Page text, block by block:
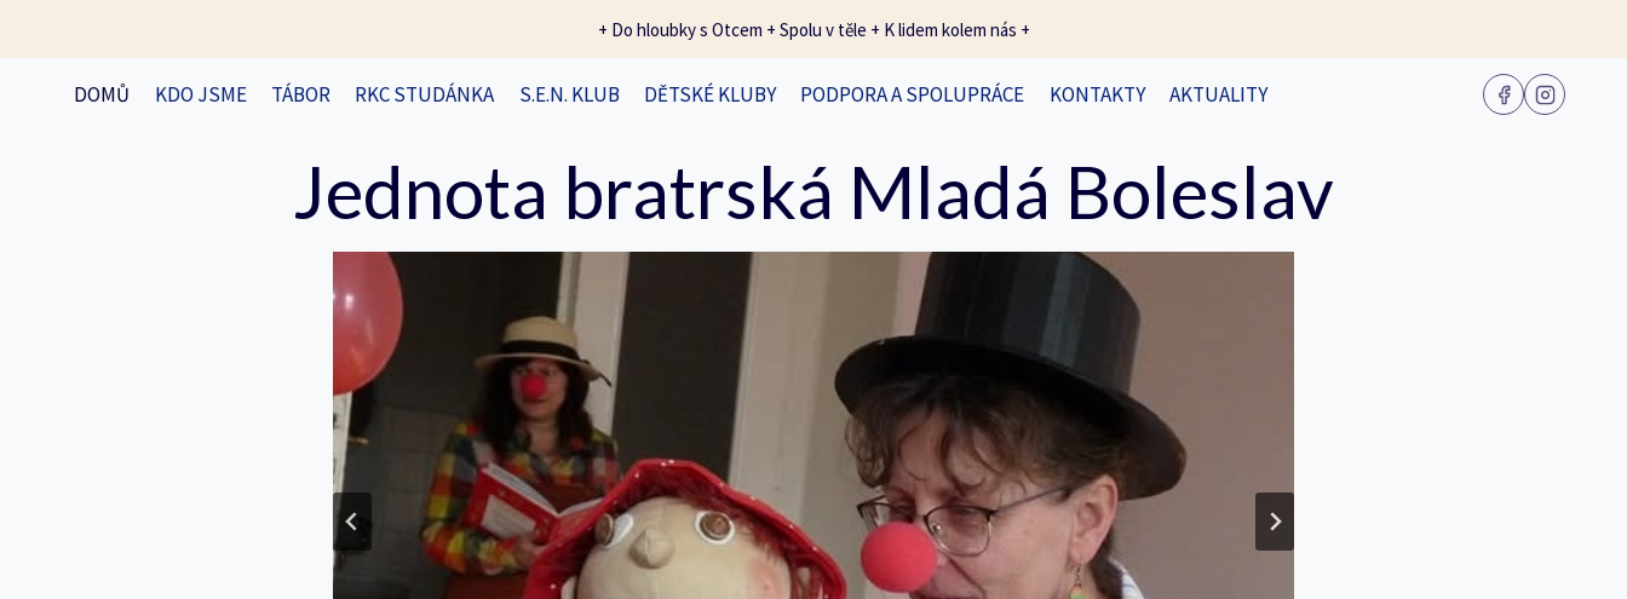
+ Do hloubky s Otcem + Spolu v těle + K lidem kolem nás +
DOMŮ KDO JSME TÁBOR RKC STUDÁNKA S.E.N. KLUB DĚTSKÉ KLUBY PODPORA A SPOLUPRÁCE KONTAKTY AKTUALITY
Jednota bratrská Mladá Boleslav